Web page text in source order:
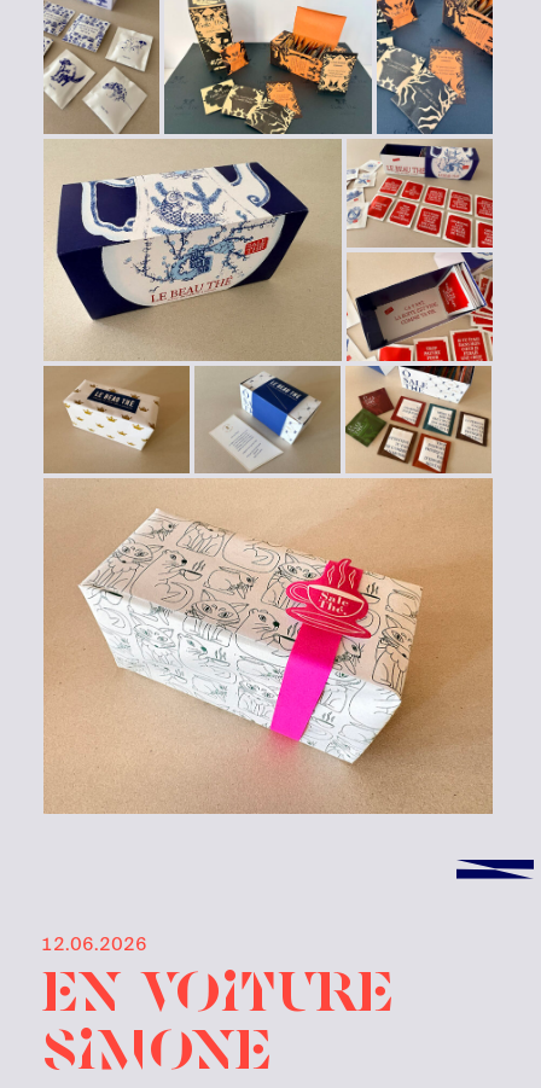
12.06.2026
en voiture
simone